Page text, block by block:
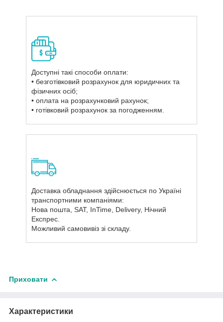
Доступні такі способи оплати:
• безготівковий розрахунок для юридичних та
фізичних осіб;
• оплата на розрахунковий рахунок;
• готівковий розрахунок за погодженням.
Доставка обладнання здійснюється по Україні
транспортними компаніями:
Нова пошта, SAT, InTime, Delivery, Нічний
Експрес.
Можливий самовивіз зі складу.
Приховати
Характеристики